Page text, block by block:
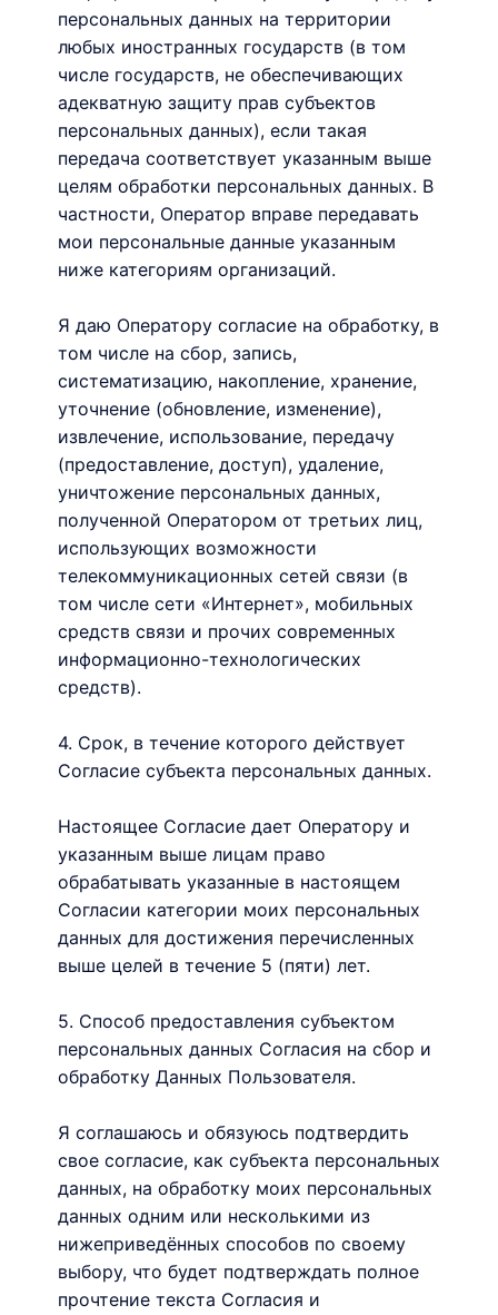
персональных данных на территории
любых иностранных государств (в том
числе государств, не обеспечивающих
адекватную защиту прав субъектов
персональных данных), если такая
передача соответствует указанным выше
целям обработки персональных данных. В
частности, Оператор вправе передавать
мои персональные данные указанным
ниже категориям организаций.
Я даю Оператору согласие на обработку, в
том числе на сбор, запись,
систематизацию, накопление, хранение,
уточнение (обновление, изменение),
извлечение, использование, передачу
(предоставление, доступ), удаление,
уничтожение персональных данных,
полученной Оператором от третьих лиц,
использующих возможности
телекоммуникационных сетей связи (в
том числе сети «Интернет», мобильных
средств связи и прочих современных
информационно-технологических
средств).
4. Срок, в течение которого действует
Согласие субъекта персональных данных.
Настоящее Согласие дает Оператору и
указанным выше лицам право
обрабатывать указанные в настоящем
Согласии категории моих персональных
данных для достижения перечисленных
выше целей в течение 5 (пяти) лет.
5. Способ предоставления субъектом
персональных данных Согласия на сбор и
обработку Данных Пользователя.
Я соглашаюсь и обязуюсь подтвердить
свое согласие, как субъекта персональных
данных, на обработку моих персональных
данных одним или несколькими из
нижеприведённых способов по своему
выбору, что будет подтверждать полное
прочтение текста Согласия и